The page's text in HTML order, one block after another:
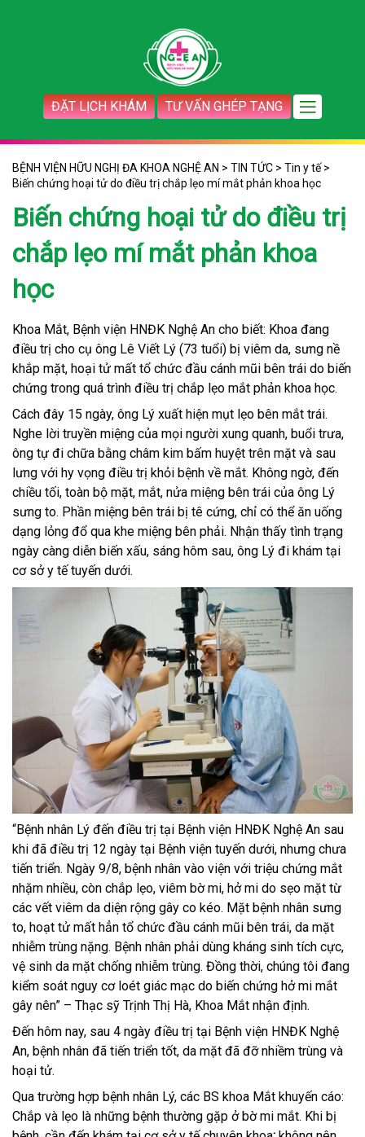
ĐẶT LỊCH KHÁM TƯ VẤN GHÉP TẠNG
BỆNH VIỆN HỮU NGHỊ ĐA KHOA NGHỆ AN > TIN TỨC > Tin y tế>
Biến chứng hoại tử do điều trị chắp lẹo mí mắt phản khoa học
Biến chứng hoại tử do điều trị
chắp lẹo mí mắt phản khoa
học
Khoa Mắt, Bệnh viện HNĐK Nghệ An cho biết: Khoa đang
điều trị cho cụ ông Lê Viết Lý (73 tuổi) bị viêm da, sưng nề
khắp mặt, hoại tử mất tổ chức đầu cánh mũi bên trái do biến
chứng trong quá trình điều trị chắp lẹo mắt phản khoa học.
Cách đây 15 ngày, ông Lý xuất hiện mụt lẹo bên mắt trái.
Nghe lời truyền miệng của mọi người xung quanh, buổi trưa,
ông tự đi chữa bằng châm kim bấm huyệt trên mặt và sau
lưng với hy vọng điều trị khỏi bệnh về mắt. Không ngờ, đến
chiều tối, toàn bộ mặt, mắt, nửa miệng bên trái của ông Lý
sưng to. Phần miệng bên trái bị tê cứng, chỉ có thể ăn uống
dạng lỏng đổ qua khe miệng bên phải. Nhận thấy tình trạng
ngày càng diễn biến xấu, sáng hôm sau, ông Lý đi khám tại
cơ sở y tế tuyến dưới.
“Bệnh nhân Lý đến điều trị tại Bệnh viện HNĐK Nghệ An sau
khi đã điều trị 12 ngày tại Bệnh viện tuyến dưới, nhưng chưa
tiến triển. Ngày 9/8, bệnh nhân vào viện với triệu chứng mắt
nhặm nhiều, còn chắp lẹo, viêm bờ mi, hở mi do sẹo mặt từ
các vết viêm da diện rộng gây co kéo. Mặt bệnh nhân sưng
to, hoạt tử mất hẳn tổ chức đầu cánh mũi bên trái, da mặt
nhiễm trùng nặng. Bệnh nhân phải dùng kháng sinh tích cực,
vệ sinh da mặt chống nhiễm trùng. Đồng thời, chúng tôi đang
kiểm soát nguy cơ loét giác mạc do biến chứng hở mi mắt
gây nên” – Thạc sỹ Trịnh Thị Hà, Khoa Mắt nhận định.
Đến hôm nay, sau 4 ngày điều trị tại Bệnh viện HNĐK Nghệ
An, bệnh nhân đã tiến triển tốt, da mặt đã đỡ nhiềm trùng và
hoại tử.
Qua trường hợp bệnh nhân Lý, các BS khoa Mắt khuyến cáo:
Chắp và lẹo là những bệnh thường gặp ở bờ mi mắt. Khi bị